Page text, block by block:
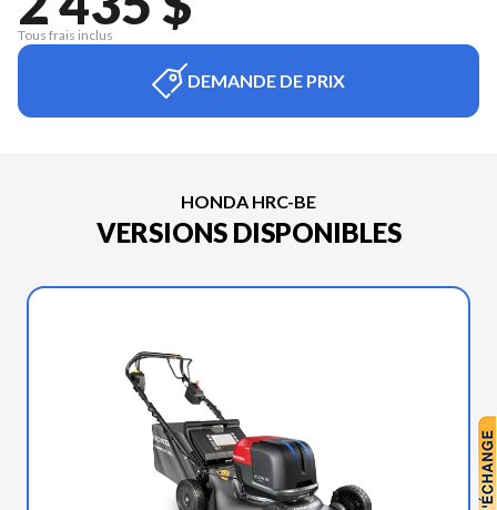
Tous frais inclus
DEMANDE DE PRIX
HONDA HRC-BE
VERSIONS DISPONIBLES